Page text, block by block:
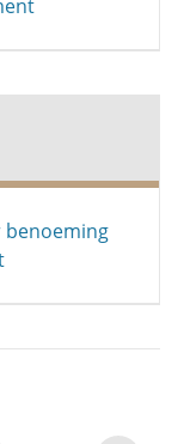
benoeming